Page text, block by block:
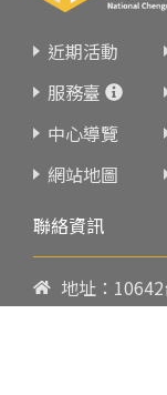
近期活動
服務臺
中心導覽
網站地圖
聯絡資訊
地址：